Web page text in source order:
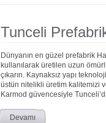
Tunceli
Dünyanın en güzel prefabrik
kullanılarak üretilen uzun
çıkarın. Kaynaksız yapı
üstün nitelikli üretim kalitemizi
Karmod güvencesiyle
Devamı